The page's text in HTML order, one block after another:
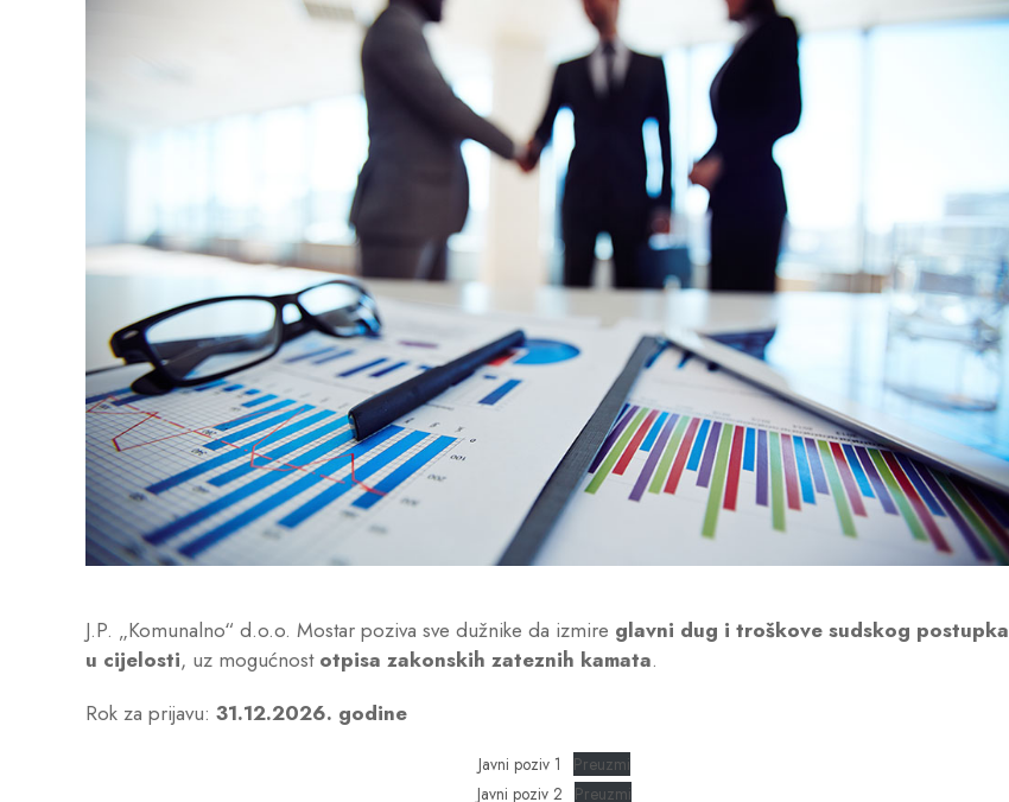
J.P. „Komunalno“ d.o.o. Mostar poziva sve dužnike da izmire glavni dug i troškove sudskog postupka
u cijelosti, uz mogućnost otpisa zakonskih zateznih kamata.
Rok za prijavu: 31.12.2026. godine
Javni poziv 1
Preuzmi
Javni poziv 2 Preuzmi